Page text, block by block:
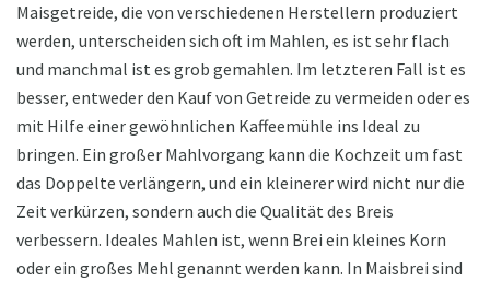
Maisgetreide, die von verschiedenen Herstellern produziert
werden, unterscheiden sich oft im Mahlen, es ist sehr flach
und manchmal ist es grob gemahlen. Im letzteren Fall ist es
besser, entweder den Kauf von Getreide zu vermeiden oder es
mit Hilfe einer gewöhnlichen Kaffeemühle ins Ideal zu
bringen. Ein großer Mahlvorgang kann die Kochzeit um fast
das Doppelte verlängern, und ein kleinerer wird nicht nur die
Zeit verkürzen, sondern auch die Qualität des Breis
verbessern. Ideales Mahlen ist, wenn Brei ein kleines Korn
oder ein großes Mehl genannt werden kann. In Maisbrei sind